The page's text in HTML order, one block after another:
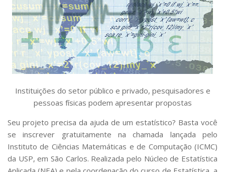
Extensão à Comunidade
Projetos, Programas e Cursos
Artes, Cultura e Esportes
Museus e Espaços Interativos
Serviços
Bibliotecas
Segurança, Trânsito e Prevenção
RH, Administrativo e Financeiro
Comunicação
Assessorias e Mídias
Aplicativos e Sites
Jornal da USP
Instituições do setor público e privado, pesquisadores e
pessoas físicas podem apresentar propostas
Seu projeto precisa da ajuda de um estatístico? Basta você
se inscrever gratuitamente na chamada lançada pelo
Instituto de Ciências Matemáticas e de Computação (ICMC)
da USP, em São Carlos. Realizada pelo Núcleo de Estatística